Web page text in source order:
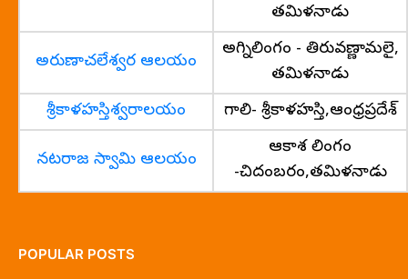
తమిళనాడు
అరుణాచలేశ్వర ఆలయం
అగ్నిలింగం - తిరువణ్ణామలై,
తమిళనాడు
శ్రీకాళహస్తిశ్వరాలయం
గాలి- శ్రీకాళహస్తి,ఆంధ్రప్రదేశ్
నటరాజ స్వామి ఆలయం
ఆకాశ లింగం
-చిదంబరం,తమిళనాడు
POPULAR POSTS